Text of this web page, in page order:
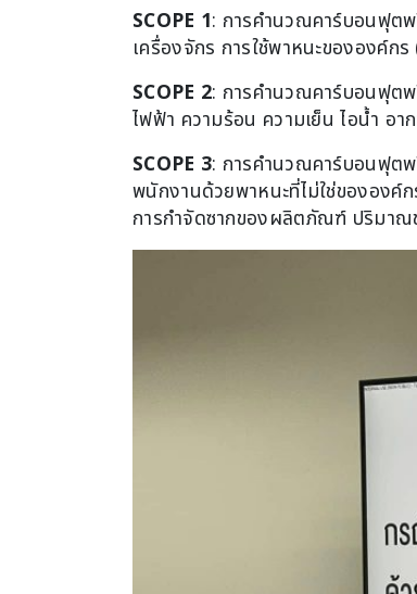
SCOPE 1: การคำนวณคาร์บอนฟุต
เครื่องจักร การใช้พาหนะขององค์ก
SCOPE 2: การคำนวณคาร์บอนฟุต
ไฟฟ้า ความร้อน ความเย็น ไอน้ำ อา
SCOPE 3: การคำนวณคาร์บอนฟุต
พนักงานด้วยพาหนะที่ไม่ใช่ขององค์
การกำจัดซากของผลิตภัณฑ์ ปริมาณ